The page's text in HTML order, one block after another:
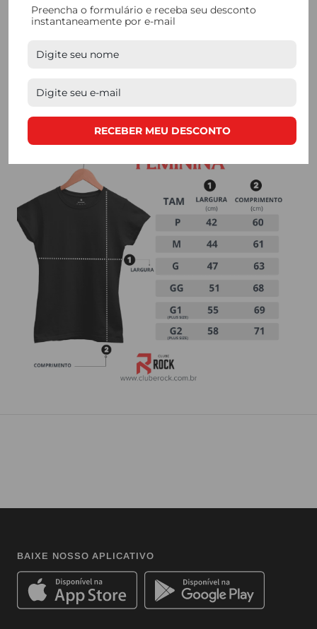
tornando nossas camisetas a escolha perfeita para
produção são feitos de forma manual, e contam com
BAIXE NOSSO APLICATIVO
Preencha o formulário e receba seu desconto
instantaneamente por e-mail
RECEBER MEU DESCONTO